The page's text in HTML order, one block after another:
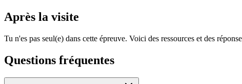
Après la visite
Tu n'es pas seul(e) dans cette épreuve. Voici des ressources et des
Questions fréquentes